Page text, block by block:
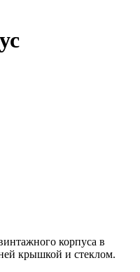
корпуса в
крышкой и стеклом.